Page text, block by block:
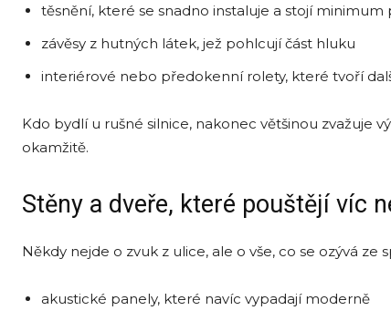
těsnění, které se snadno instaluje a stojí minimum
závěsy z hutných látek, jež pohlcují část hluku
interiérové nebo předokenní rolety, které tvoří
Kdo bydlí u rušné silnice, nakonec většinou zvažuje
okamžitě.
Stěny a dveře, které pouštějí víc
Někdy nejde o zvuk z ulice, ale o vše, co se ozývá
akustické panely, které navíc vypadají moderně